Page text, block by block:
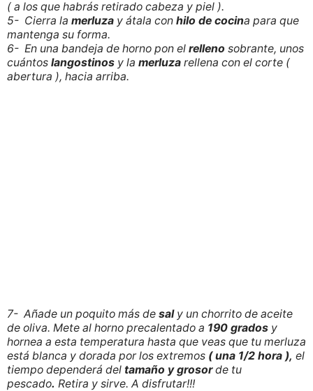
( a los que habrás retirado cabeza y piel ).
5- Cierra la merluza y átala con hilo de cocina para que
mantenga su forma.
6- En una bandeja de horno pon el relleno sobrante, unos
cuántos langostinos y la merluza rellena con el corte (
abertura ), hacia arriba.
7- Añade un poquito más de saly un chorrito de aceite
de oliva. Mete al horno precalentado a 190 grados y
hornea a esta temperatura hasta que veas que tu merluza
está blanca y dorada por los extremos ( una 1/2 hora ), el
tiempo dependerá del tamaño y grosorde tu
pescado. Retira y sirve. A disfrutar!!!